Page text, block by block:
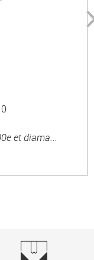
et diama...